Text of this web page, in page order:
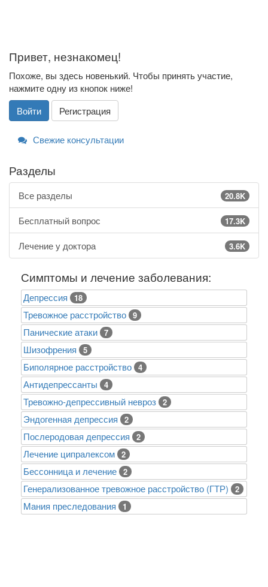
Привет, незнакомец!
Похоже, вы здесь новенький. Чтобы принять участие,
нажмите одну из кнопок ниже!
Войти
Регистрация
Свежие консультации
Разделы
Все разделы 20.8K
Бесплатный вопрос 17.3K
Лечение у доктора 3.6K
Симптомы и лечение заболевания:
Депрессия 18
Тревожное расстройство 9
Панические атаки 7
Шизофрения 5
Биполярное расстройство 4
Антидепрессанты 4
Тревожно-депрессивный невроз 2
Эндогенная депрессия 2
Послеродовая депрессия 2
Лечение ципралексом 2
Бессонница и лечение 2
Генерализованное тревожное расстройство (ГТР) 2
Mания преследования 1